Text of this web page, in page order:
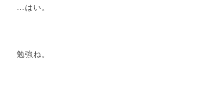
…はい。
勉強ね。